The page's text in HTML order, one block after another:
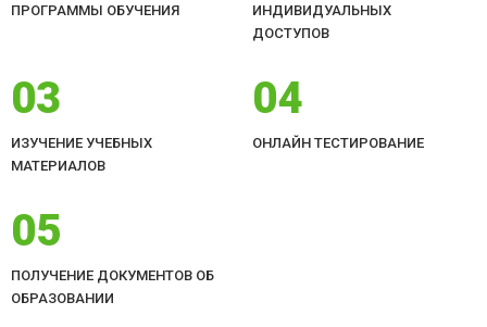
ПРОГРАММЫ ОБУЧЕНИЯ
ИНДИВИДУАЛЬНЫХ
ДОСТУПОВ
03
ИЗУЧЕНИЕ УЧЕБНЫХ
МАТЕРИАЛОВ
04
ОНЛАЙН ТЕСТИРОВАНИЕ
05
ПОЛУЧЕНИЕ ДОКУМЕНТОВ ОБ
ОБРАЗОВАНИИ